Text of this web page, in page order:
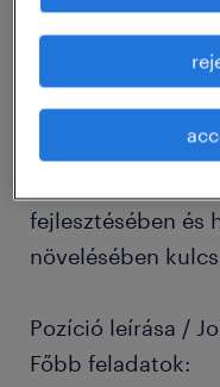
Cégleírás /
Egy több
ipari
gyáregységébe
fejlesztésében és
növelésében
Pozíció leírása /
Főbb feladatok: